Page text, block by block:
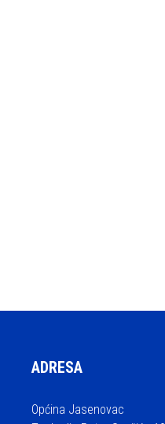
ADRESA
Općina Jasenovac